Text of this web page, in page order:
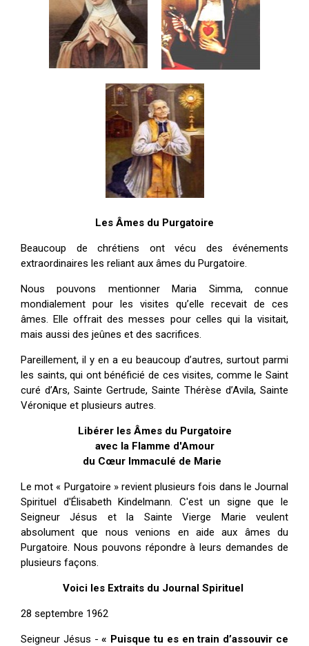
Les Âmes du Purgatoire
Beaucoup de chrétiens ont vécu des événements
extraordinaires les reliant aux âmes du Purgatoire.
Nous pouvons mentionner Maria Simma, connue
mondialement pour les visites qu’elle recevait de ces
âmes. Elle offrait des messes pour celles qui la visitait,
mais aussi des jeûnes et des sacrifices.
Pareillement, il y en a eu beaucoup d’autres, surtout parmi
les saints, qui ont bénéficié de ces visites, comme le Saint
curé d’Ars, Sainte Gertrude, Sainte Thérèse d’Avila, Sainte
Véronique et plusieurs autres.
Libérer les Âmes du Purgatoire
avec la Flamme d'Amour
du Cœur Immaculé de Marie
Le mot « Purgatoire » revient plusieurs fois dans le Journal
Spirituel d'Élisabeth Kindelmann. C'est un signe que le
Seigneur Jésus et la Sainte Vierge Marie veulent
absolument que nous venions en aide aux âmes du
Purgatoire. Nous pouvons répondre à leurs demandes de
plusieurs façons.
Voici les Extraits du Journal Spirituel
28 septembre 1962
Seigneur Jésus -« Puisque tu es en train d’assouvir ce